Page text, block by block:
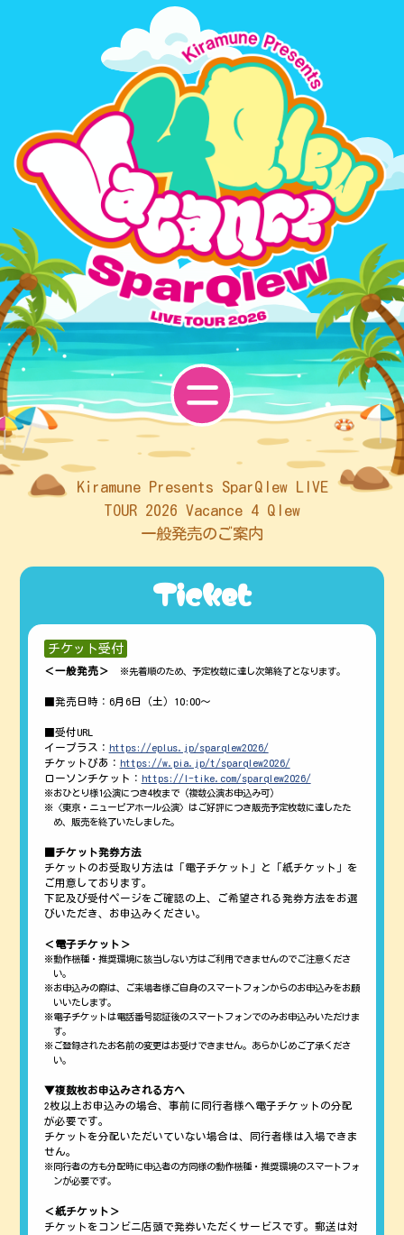
Kiramune Presents SparQlew LIVE
TOUR 2026 Vacance 4 Qlew
一般発売のご案内
Ticket
チケット受付
＜一般発売＞ ※先着順のため、予定枚数に達し次第終了となります。
■発売日時：6月6日（土）10:00～
■受付URL
イープラス： https://eplus.jp/sparqlew2026/
チケットぴあ： https://w.pia.jp/t/sparqlew2026/
ローソンチケット： https://l-tike.com/sparqlew2026/
おひとり様1公演につき4枚まで（複数公演お申込み可）
〈東京・ニューピアホール公演〉はご好評につき販売予定枚数に達したた
め、販売を終了いたしました。
■チケット発券方法
チケットのお受取り方法は「電子チケット」と「紙チケット」を
ご用意しております。
下記及び受付ページをご確認の上、ご希望される発券方法をお選
びいただき、お申込みください。
＜電子チケット＞
動作機種・推奨環境に該当しない方はご利用できませんのでご注意くださ
い。
お申込みの際は、ご来場者様ご自身のスマートフォンからのお申込みをお願
いいたします。
電子チケットは電話番号認証後のスマートフォンでのみお申込みいただけま
す。
ご登録されたお名前の変更はお受けできません。あらかじめご了承くださ
い。
▼複数枚お申込みされる方へ
2枚以上お申込みの場合、事前に同行者様へ電子チケットの分配
が必要です。
チケットを分配いただいていない場合は、同行者様は入場できま
せん。
同行者の方も分配時に申込者の方同様の動作機種・推奨環境のスマートフォ
ンが必要です。
＜紙チケット＞
チケットをコンビニ店頭で発券いただくサービスです。郵送は対